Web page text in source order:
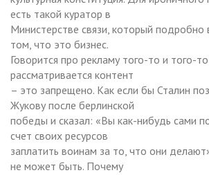
есть такой куратор в
Министерстве связи, который подробно
том, что это бизнес.
Говорится про рекламу того-то и того-
рассматривается контент
– это запрещено. Как если бы Сталин
Жукову после берлинской
победы и сказал: «Вы как-нибудь сами
счет своих ресурсов
заплатить воинам за то, что они
не может быть. Почему